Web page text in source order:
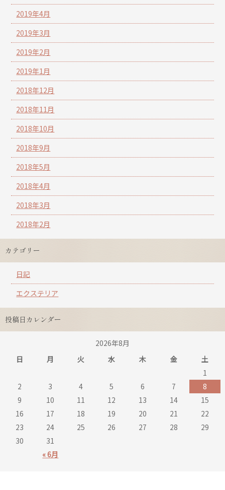
2019年4月
2019年3月
2019年2月
2019年1月
2018年12月
2018年11月
2018年10月
2018年9月
2018年5月
2018年4月
2018年3月
2018年2月
カテゴリー
日記
エクステリア
投稿日カレンダー
2026年8月
日
月 火 水 木 金 土
« 6月
1
2
3 4 5 6 7
8
9
10 11 12 13 14
15
16
17 18 19 20 21
22
23
24 25 26 27 28
29
30
31